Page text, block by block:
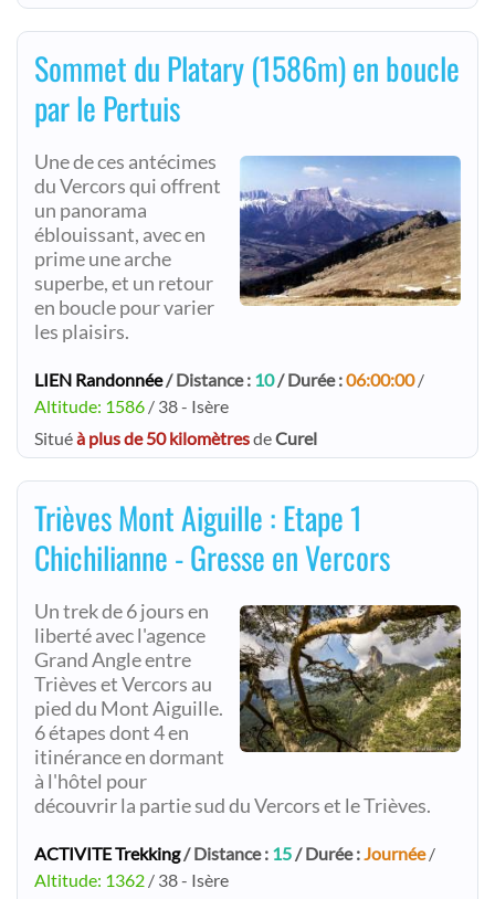
Sommet du Platary (1586m) en boucle
par le Pertuis
Une de ces antécimes
du Vercors qui offrent
un panorama
éblouissant, avec en
prime une arche
superbe, et un retour
en boucle pour varier
les plaisirs.
LIEN Randonnée/ Distance : 10/ Durée :06:00:00/
Altitude: 1586 / 38 - Isère
Situéà plus de 50 kilomètresdeCurel
Trièves Mont Aiguille : Etape 1
Chichilianne - Gresse en Vercors
Un trek de 6 jours en
liberté avec l'agence
Grand Angle entre
Trièves et Vercors au
pied du Mont Aiguille.
6 étapes dont 4 en
itinérance en dormant
à l'hôtel pour
découvrir la partie sud du Vercors et le Trièves.
ACTIVITE Trekking/ Distance : 15 / Durée : Journée/
Altitude: 1362 / 38 - Isère